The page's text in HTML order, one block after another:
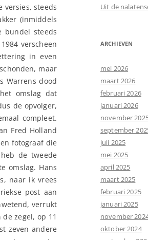
versies, steeds
(inmiddels
bundel steeds
verscheen
in even
maar
Warrens dood
omslag dat
de opvolger,
compleet.
Fred Holland
fotograaf die
de tweede
omslag. Hans
naar ik vrees
post aan
verrukt
zegel, op 11
zeven andere
Uit de
ARCHIEVEN
mei 2026
maart 2026
februari 2026
januari 2026
november
september
juli 2025
mei 2025
april 2025
maart 2025
februari 2025
januari 2025
november
oktober 2024